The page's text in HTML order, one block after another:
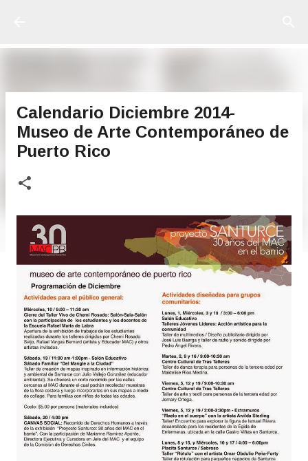
Calendario Diciembre 2014-
Museo de Arte Contemporáneo de
Puerto Rico